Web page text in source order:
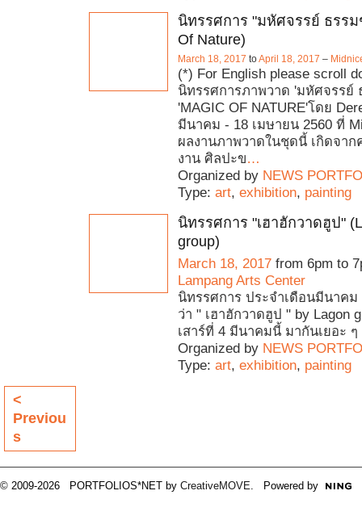
นิทรรศการ "มหัศจรรย์ ธรรม
Of Nature)
March 18, 2017 toApril 18, 2017 –
(*) For English please scroll
นิทรรศการภาพวาด 'มหัศจรรย์
'MAGIC OF NATURE'โดย
มีนาคม - 18 เมษายน 2560 ที่
ผลงานภาพวาดในชุดนี้ เกิดจาก
งาน ศิลปะข…
Organized by NEWS
Type: art, exhibition, painting
นิทรรศการ "เฮาฮักวาดฮูป"
group)
March 18, 2017 from 6pm to
Lampang Arts Center
นิทรรศการ ประจำเดือนมีนาค
ว่า " เฮาฮักวาดฮูป " by Lagon
เสาร์ที่ 4 มีนาคมนี้ มากันเยอะ ๆ
Organized by NEWS
Type: art, exhibition, painting
<
Previou
s
© 2009-2026 PORTFOLIOS*NET by CreativeMOVE. Powered by